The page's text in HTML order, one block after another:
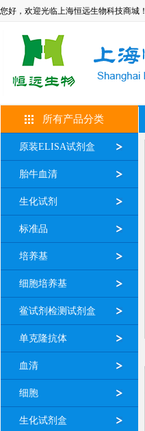
您好，欢迎光临上海恒远生物科技商城！
所有产品分类
原装ELISA试剂盒
胎牛血清
生化试剂
标准品
培养基
细胞培养基
鲎试剂检测试剂盒
单克隆抗体
血清
细胞
生化试剂盒